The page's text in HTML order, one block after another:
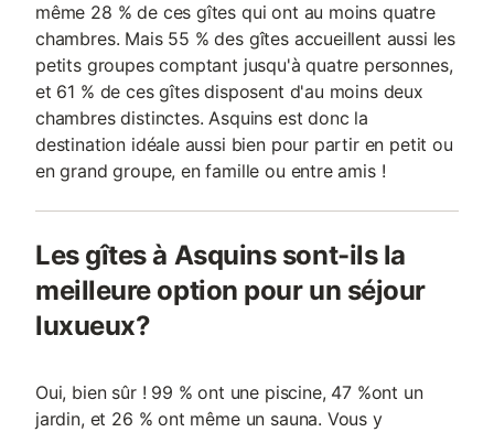
même 28 % de ces gîtes qui ont au moins quatre
chambres. Mais 55 % des gîtes accueillent aussi les
petits groupes comptant jusqu'à quatre personnes,
et 61 % de ces gîtes disposent d'au moins deux
chambres distinctes. Asquins est donc la
destination idéale aussi bien pour partir en petit ou
en grand groupe, en famille ou entre amis !
Les gîtes à Asquins sont-ils la
meilleure option pour un séjour
luxueux?
Oui, bien sûr ! 99 % ont une piscine, 47 %ont un
jardin, et 26 % ont même un sauna. Vous y